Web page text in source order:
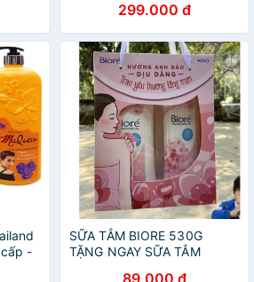
299.000 đ
-
SỮA TẮM BIORE 530G
TẶNG NGAY SỮA TẮM
89.000 đ